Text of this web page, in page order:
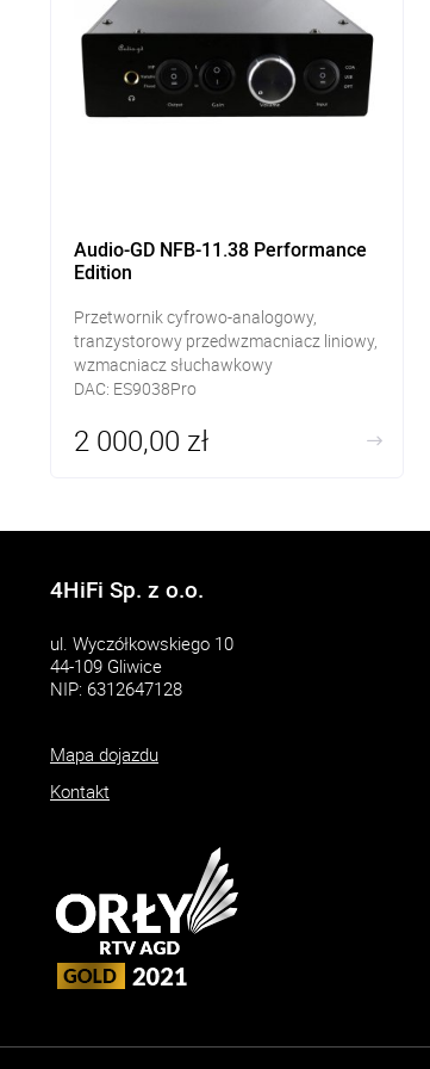
Audio-GD NFB-11.38 Performance
Edition
Przetwornik cyfrowo-analogowy,
tranzystorowy przedwzmacniacz liniowy,
wzmacniacz słuchawkowy
DAC: ES9038Pro
Wyjścia RCA, słuchawkowe Jack 6,3mm
2 000,00 zł
4HiFi Sp. z o.o.
ul. Wyczółkowskiego 10
44-109 Gliwice
NIP: 6312647128
Mapa dojazdu
Kontakt